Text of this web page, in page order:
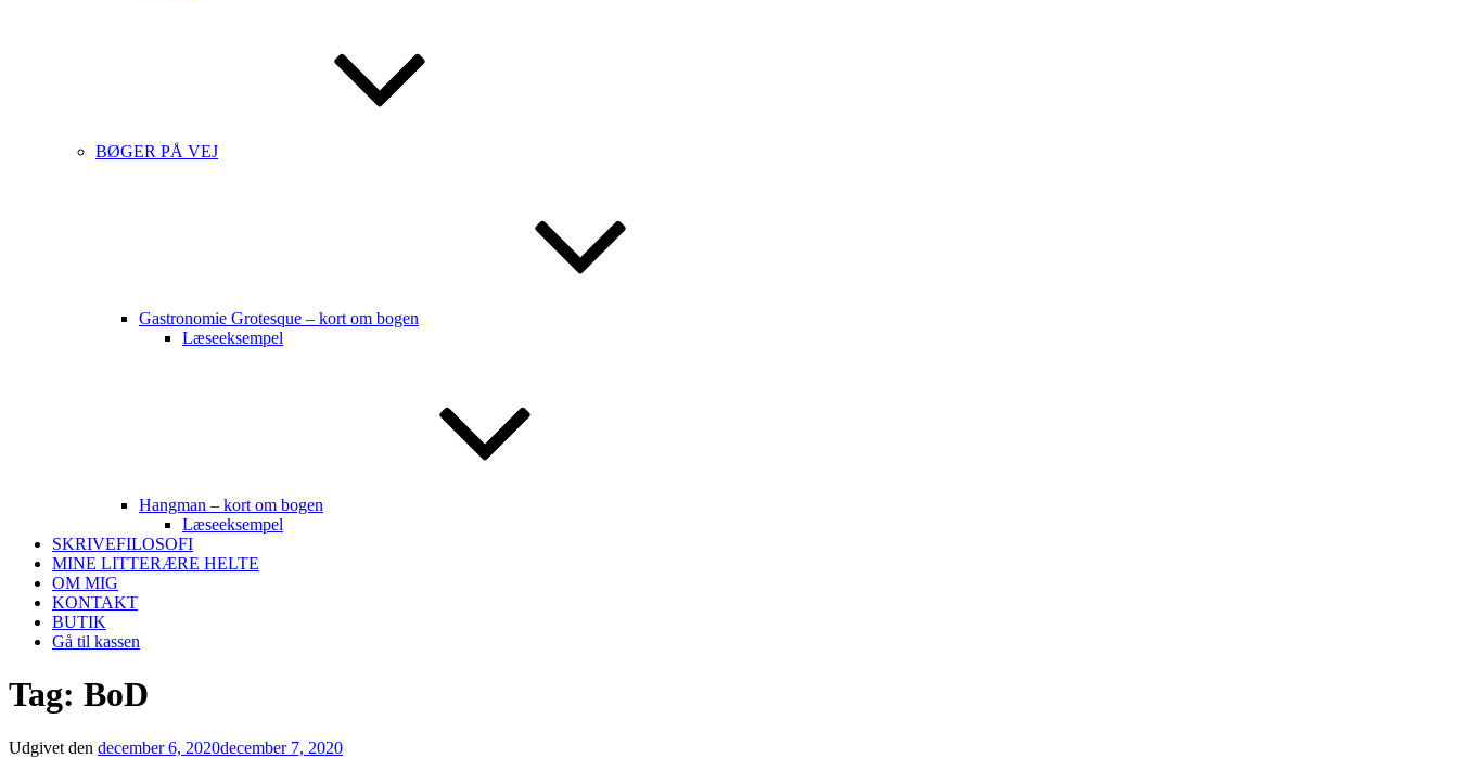
BØGER PÅ VEJ
Gastronomie Grotesque – kort om bogen
Læseeksempel
Hangman – kort om bogen
Læseeksempel
SKRIVEFILOSOFI
MINE LITTERÆRE HELTE
OM MIG
KONTAKT
BUTIK
Gå til kassen
Tag: BoD
Udgivet den december 6, 2020december 7, 2020